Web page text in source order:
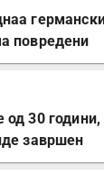
повредени
30 години,
завршен